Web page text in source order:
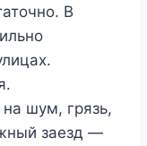
В
шум, грязь,
заезд —